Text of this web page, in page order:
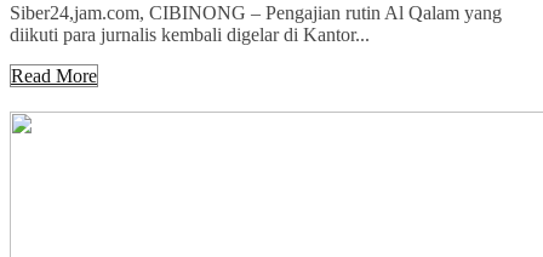
Siber24,jam.com, CIBINONG – Pengajian rutin Al Qalam yang
diikuti para jurnalis kembali digelar di Kantor...
Read More